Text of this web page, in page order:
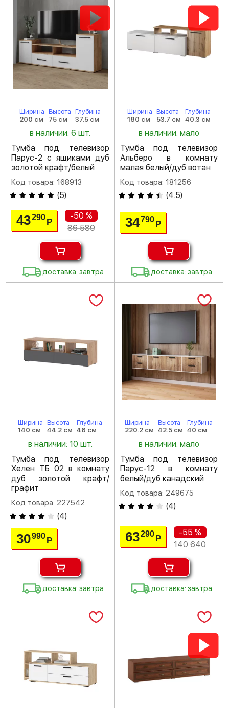
Ширина
200 см
Высота
75 см
Глубина
37.5 см
в наличии: 6 шт.
Тумба под телевизор
Парус-2 с ящиками дуб
золотой крафт/белый
Код товара: 168913
(5)
43290Р
-50 %
86 580
доставка: завтра
Ширина
180 см
Высота
53.7 см
Глубина
40.3 см
в наличии: мало
Тумба под телевизор
Альберо в комнату
малая белый/дуб вотан
Код товара: 181256
(4.5)
34790 Р
доставка: завтра
Ширина
140 см
Высота
44.2 см
Глубина
46 см
в наличии: 10 шт.
Тумба под телевизор
Хелен ТБ 02 в комнату
дуб золотой крафт/
графит
Код товара: 227542
(4)
30990Р
доставка: завтра
Ширина
220.2 см
Высота
42.5 см
Глубина
40 см
в наличии: мало
Тумба под телевизор
Парус-12 в комнату
белый/дуб канадский
Код товара: 249675
(4)
63290 Р
-55 %
140 640
доставка: завтра